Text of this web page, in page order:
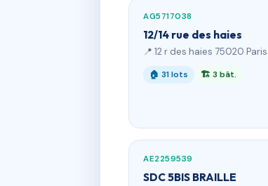
AG5717038
12/14 rue des haies
📍 12 r des haies 75020 Paris
🏠 31 lots 🏗 3 bât.
AE2259539
SDC 5BIS BRAILLE